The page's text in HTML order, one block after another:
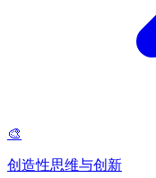
🎨
创造性思维与创新